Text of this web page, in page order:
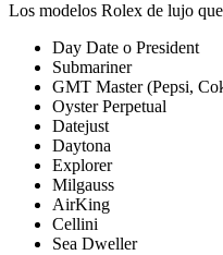
Los modelos Rolex de lujo
Day Date o President
Submariner
GMT Master (Pepsi,
Oyster Perpetual
Datejust
Daytona
Explorer
Milgauss
AirKing
Cellini
Sea Dweller